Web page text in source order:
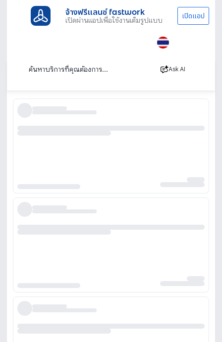
จ้างฟรีแลนซ์ fastwork
เปิดผ่านแอปเพื่อใช้งานเต็มรูปแบบ เปิดแอป
Ask AI
เรียงตาม